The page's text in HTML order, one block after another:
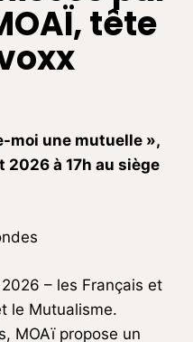
tête
moi une mutuelle »,
à 17h au siège
– les Français et
le Mutualisme.
MOAï propose un